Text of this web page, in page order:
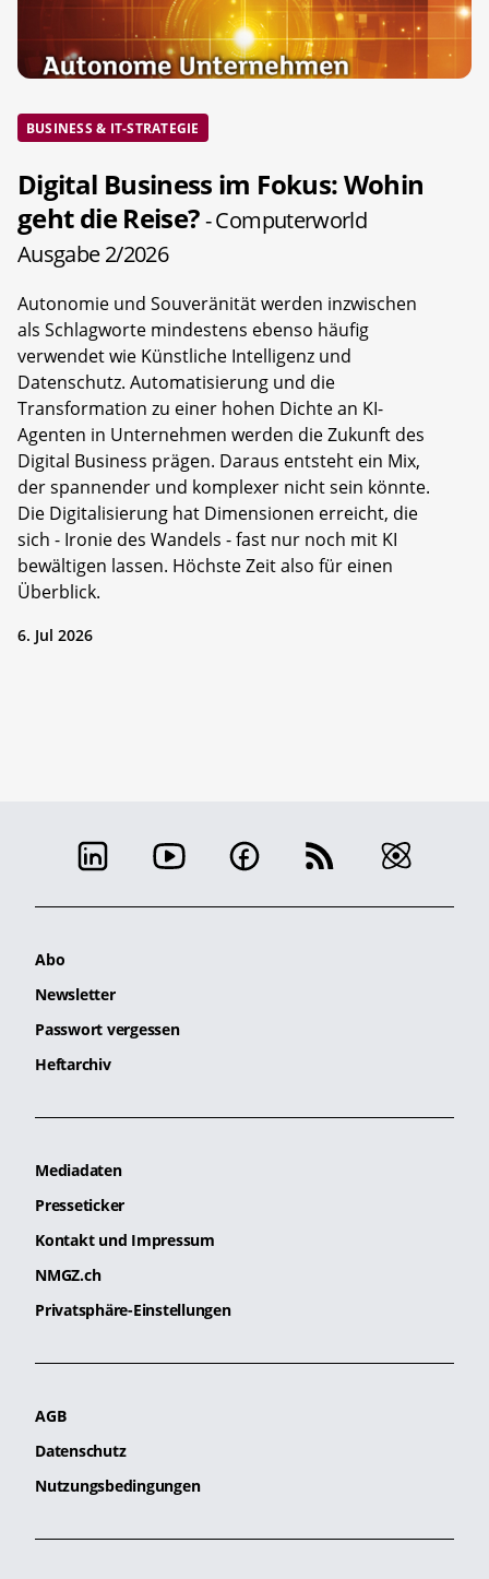
BUSINESS & IT-STRATEGIE
Digital Business im Fokus: Wohin
geht die Reise?- Computerworld
Ausgabe 2/2026
Autonomie und Souveränität werden inzwischen
als Schlagworte mindestens ebenso häufig
verwendet wie Künstliche Intelligenz und
Datenschutz. Automatisierung und die
Transformation zu einer hohen Dichte an KI-
Agenten in Unternehmen werden die Zukunft des
Digital Business prägen. Daraus entsteht ein Mix,
der spannender und komplexer nicht sein könnte.
Die Digitalisierung hat Dimensionen erreicht, die
sich - Ironie des Wandels - fast nur noch mit KI
bewältigen lassen. Höchste Zeit also für einen
Überblick.
6. Jul 2026
Abo
Newsletter
Passwort vergessen
Heftarchiv
Mediadaten
Presseticker
Kontakt und Impressum
NMGZ.ch
Privatsphäre-Einstellungen
AGB
Datenschutz
Nutzungsbedingungen